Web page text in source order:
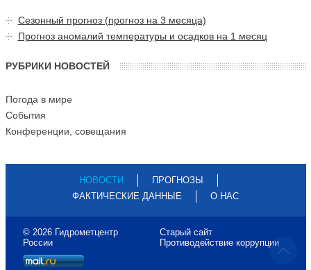
Сезонный прогноз (прогноз на 3 месяца)
Прогноз аномалий температуры и осадков на 1 месяц
РУБРИКИ НОВОСТЕЙ
Погода в мире
События
Конференции, совещания
НОВОСТИ
ПРОГНОЗЫ
ФАКТИЧЕСКИЕ ДАННЫЕ
О НАС
© 2026 Гидрометцентр
России
Старый сайт
Противодействие коррупции